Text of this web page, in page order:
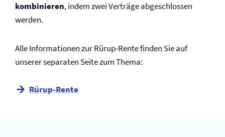
kombinieren, indem zwei Verträge abgeschlossen
werden.
Alle Informationen zur Rürup-Rente finden Sie auf
unserer separaten Seite zum Thema:
Rürup-Rente